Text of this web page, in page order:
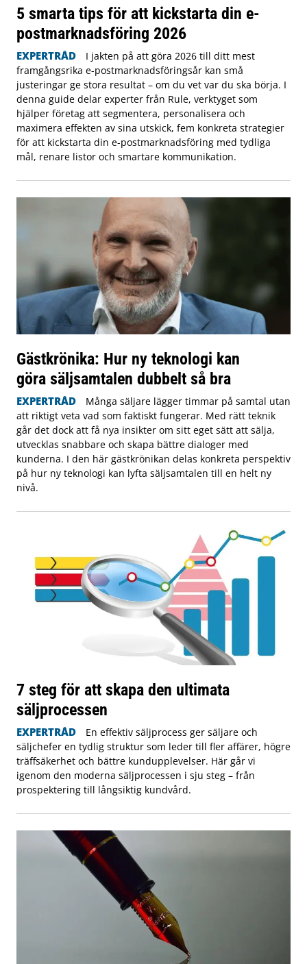
5 smarta tips för att kickstarta din e-
postmarknadsföring 2026
EXPERTRÅD
I jakten på att göra 2026 till ditt mest
framgångsrika e-postmarknadsföringsår kan små
justeringar ge stora resultat – om du vet var du ska börja. I
denna guide delar experter från Rule, verktyget som
hjälper företag att segmentera, personalisera och
maximera effekten av sina utskick, fem konkreta strategier
för att kickstarta din e-postmarknadsföring med tydliga
mål, renare listor och smartare kommunikation.
Gästkrönika: Hur ny teknologi kan
göra säljsamtalen dubbelt så bra
EXPERTRÅD
Många säljare lägger timmar på samtal utan
att riktigt veta vad som faktiskt fungerar. Med rätt teknik
går det dock att få nya insikter om sitt eget sätt att sälja,
utvecklas snabbare och skapa bättre dialoger med
kunderna. I den här gästkrönikan delas konkreta perspektiv
på hur ny teknologi kan lyfta säljsamtalen till en helt ny
nivå.
7 steg för att skapa den ultimata
säljprocessen
EXPERTRÅD
En effektiv säljprocess ger säljare och
säljchefer en tydlig struktur som leder till fler affärer, högre
träffsäkerhet och bättre kundupplevelser. Här går vi
igenom den moderna säljprocessen i sju steg – från
prospektering till långsiktig kundvård.